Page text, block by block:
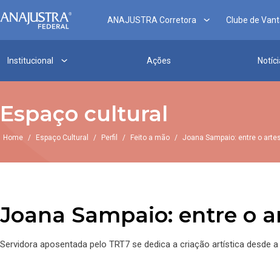
ANAJUSTRA Corretora Clube de
Institucional Ações
Espaço cultural
Home / Espaço Cultural / Perfil / Feito a mão / Joana Sampaio: entre o
Joana Sampaio: entre o
Servidora aposentada pelo TRT7 se dedica a criação artística desde a